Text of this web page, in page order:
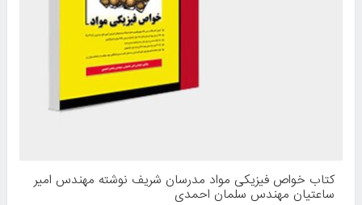
کتاب خواص فیزیکی مواد مدرسان شریف نوشته مهندس امیر
ساعتیان مهندس سلمان احمدی